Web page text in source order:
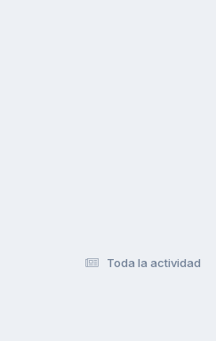
Toda la actividad